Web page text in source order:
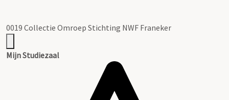
0019 Collectie Omroep Stichting NWF Franeker
Mijn Studiezaal